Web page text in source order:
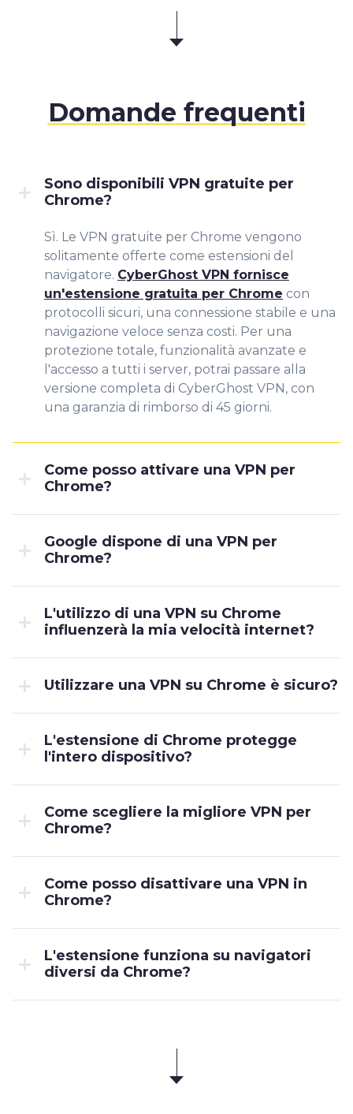
Domande frequenti
Sono disponibili VPN gratuite per
Chrome?
Sì. Le VPN gratuite per Chrome vengono
solitamente offerte come estensioni del
navigatore. CyberGhost VPN fornisce
un'estensione gratuita per Chrome con
protocolli sicuri, una connessione stabile e una
navigazione veloce senza costi. Per una
protezione totale, funzionalità avanzate e
l'accesso a tutti i server, potrai passare alla
versione completa di CyberGhost VPN, con
una garanzia di rimborso di 45 giorni.
Come posso attivare una VPN per
Chrome?
Google dispone di una VPN per
Chrome?
L'utilizzo di una VPN su Chrome
influenzerà la mia velocità internet?
Utilizzare una VPN su Chrome è sicuro?
L'estensione di Chrome protegge
l'intero dispositivo?
Come scegliere la migliore VPN per
Chrome?
Come posso disattivare una VPN in
Chrome?
L'estensione funziona su navigatori
diversi da Chrome?